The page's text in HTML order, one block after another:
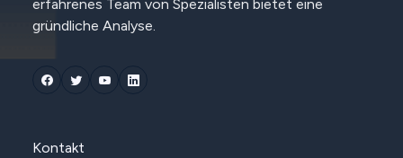
erfahrenes Team von Spezialisten bietet eine
gründliche Analyse.
Kontakt